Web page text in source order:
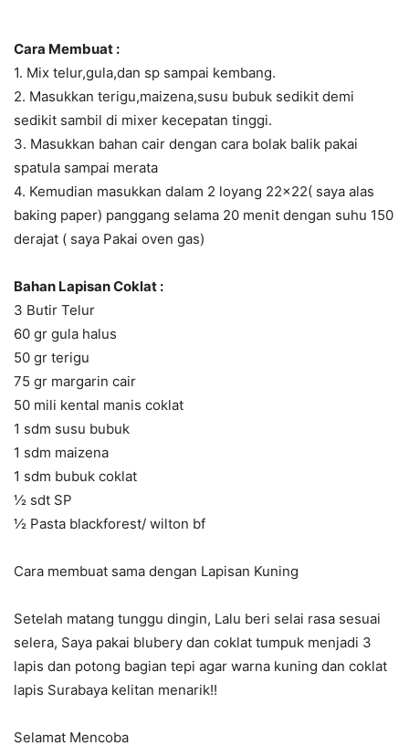
Cara Membuat :
1. Mix telur,gula,dan sp sampai kembang.
2. Masukkan terigu,maizena,susu bubuk sedikit demi
sedikit sambil di mixer kecepatan tinggi.
3. Masukkan bahan cair dengan cara bolak balik pakai
spatula sampai merata
4. Kemudian masukkan dalam 2 loyang 22×22( saya alas
baking paper) panggang selama 20 menit dengan suhu 150
derajat ( saya Pakai oven gas)
Bahan Lapisan Coklat :
3 Butir Telur
60 gr gula halus
50 gr terigu
75 gr margarin cair
50 mili kental manis coklat
1 sdm susu bubuk
1 sdm maizena
1 sdm bubuk coklat
½ sdt SP
½ Pasta blackforest/ wilton bf
Cara membuat sama dengan Lapisan Kuning
Setelah matang tunggu dingin, Lalu beri selai rasa sesuai
selera, Saya pakai blubery dan coklat tumpuk menjadi 3
lapis dan potong bagian tepi agar warna kuning dan coklat
lapis Surabaya kelitan menarik!!
Selamat Mencoba